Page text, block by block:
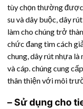
tùy chọn thường
su và dây buộc, dây
làm cho chúng trở
chức đang tìm cách
chung, dây rút nhựa là
và cáp. chúng cung
thân thiện với môi
– Sử dụng cho